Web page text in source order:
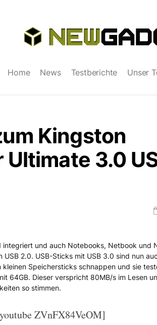
Home News Testberichte Unser
Kingston
Ultimate 3.0
DataTraveller
integriert und auch Notebooks, Netbook und
2.0. USB-Sticks mit USB 3.0 sind nun
Speichersticks schnappen und sie
64GB. Dieser verspricht 80MB/s im Lesen
so stimmen.
ZVnFX84VeOM]